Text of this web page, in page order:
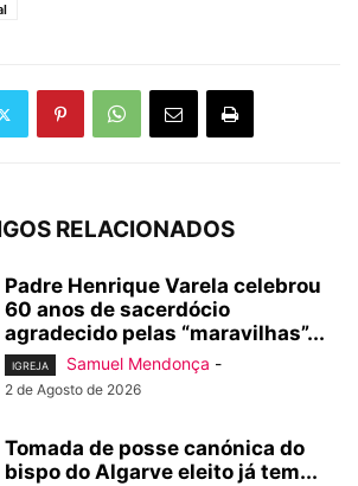
RELACIONADOS
Padre Henrique Varela celebrou
60 anos de sacerdócio
agradecido pelas “maravilhas”...
IGREJA Samuel Mendonça -
2 de Agosto de 2026
Tomada de posse canónica do
bispo do Algarve eleito já tem...